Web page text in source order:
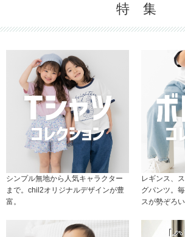
特 集
シンプル無地から人気キャラクター
まで。chil2オリジナルデザインが豊
富。
レギンス、
グパンツ。
スが勢ぞろい